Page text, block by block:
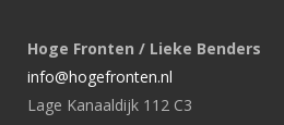
Hoge Fronten / Lieke Benders
info@hogefronten.nl
Lage Kanaaldijk 112 C3